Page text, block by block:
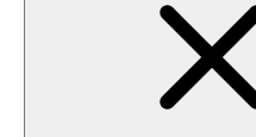
Письмові та комп'ютерні столи
Офісні крісла та стільці